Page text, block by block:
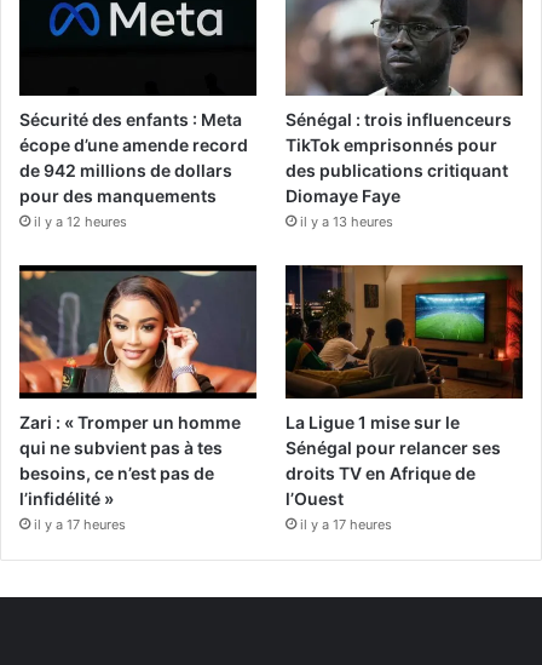
Sécurité des enfants : Meta
écope d’une amende record
de 942 millions de dollars
pour des manquements
il y a 12 heures
Sénégal : trois influenceurs
TikTok emprisonnés pour
des publications critiquant
Diomaye Faye
il y a 13 heures
Zari : « Tromper un homme
qui ne subvient pas à tes
besoins, ce n’est pas de
l’infidélité »
il y a 17 heures
La Ligue 1 mise sur le
Sénégal pour relancer ses
droits TV en Afrique de
l’Ouest
il y a 17 heures